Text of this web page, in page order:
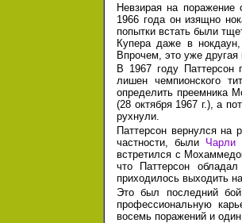
Невзирая на
1966 годаон изящно
попытки встать были
Купера даже в
Впрочем, это уже другая
В 1967 году Паттерсон
лишен чемпионского
определить преемника
(28 октября 1967 г.), а
рухнули.
Паттерсон вернулся на
частности, были Чарли
встретился с
что Паттерсон
приходилось выходить
Это был последний
профессиональную
восемь поражений и